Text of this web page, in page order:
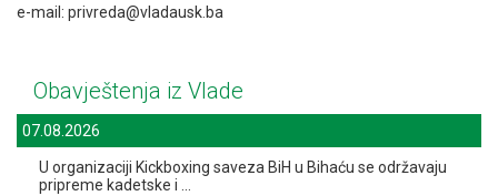
e-mail: privreda@vladausk.ba
Obavještenja iz Vlade
07.08.2026
U organizaciji Kickboxing saveza BiH u Bihaću se održavaju
pripreme kadetske i ...